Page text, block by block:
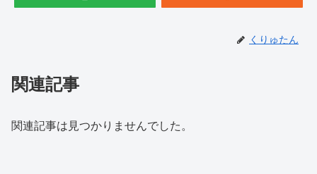
くりゅたん
関連記事
関連記事は見つかりませんでした。